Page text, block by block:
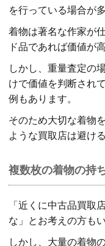
を行っている場合が
着物は著名な作家が
ド品であれば価値が
しかし、重量査定の
けで価値を判断され
例もあります。
そのため大切な着物
ような買取店は避け
複数枚の着物の持
「近くに中古品買取
な」とお考えの方も
しかし、大量の着物